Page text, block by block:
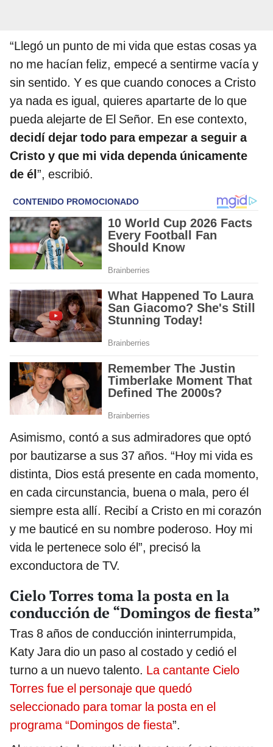
“Llegó un punto de mi vida que estas cosas ya
no me hacían feliz, empecé a sentirme vacía y
sin sentido. Y es que cuando conoces a Cristo
ya nada es igual, quieres apartarte de lo que
pueda alejarte de El Señor. En ese contexto,
decidí dejar todo para empezar a seguir a
Cristo y que mi vida dependa únicamente
de él”, escribió.
Asimismo, contó a sus admiradores que optó
por bautizarse a sus 37 años. “Hoy mi vida es
distinta, Dios está presente en cada momento,
en cada circunstancia, buena o mala, pero él
siempre esta allí. Recibí a Cristo en mi corazón
y me bauticé en su nombre poderoso. Hoy mi
vida le pertenece solo él”, precisó la
exconductora de TV.
Cielo Torres toma la posta en la
conducción de “Domingos de fiesta”
Tras 8 años de conducción ininterrumpida,
Katy Jara dio un paso al costado y cedió el
turno a un nuevo talento. La cantante Cielo
Torres fue el personaje que quedó
seleccionado para tomar la posta en el
programa “Domingos de fiesta”.